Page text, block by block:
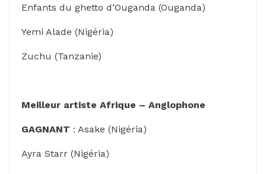
Enfants du ghetto d’Ouganda (Ouganda)
Yemi Alade (Nigéria)
Zuchu (Tanzanie)
Meilleur artiste Afrique – Anglophone
GAGNANT : Asake (Nigéria)
Ayra Starr (Nigéria)